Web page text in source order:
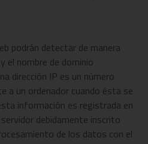
podrán detectar de manera
el nombre de dominio
dirección IP es un número
a un ordenador cuando ésta se
información es registrada en
debidamente inscrito
de los datos con el